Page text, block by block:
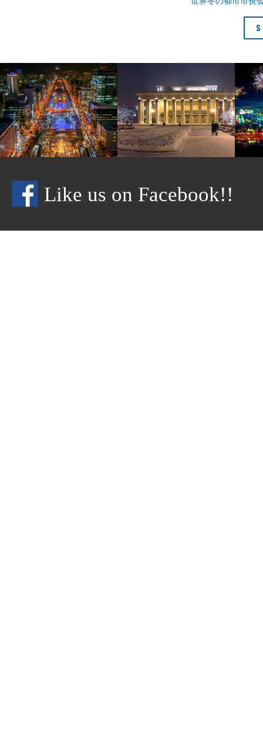
Like us on Facebook!!